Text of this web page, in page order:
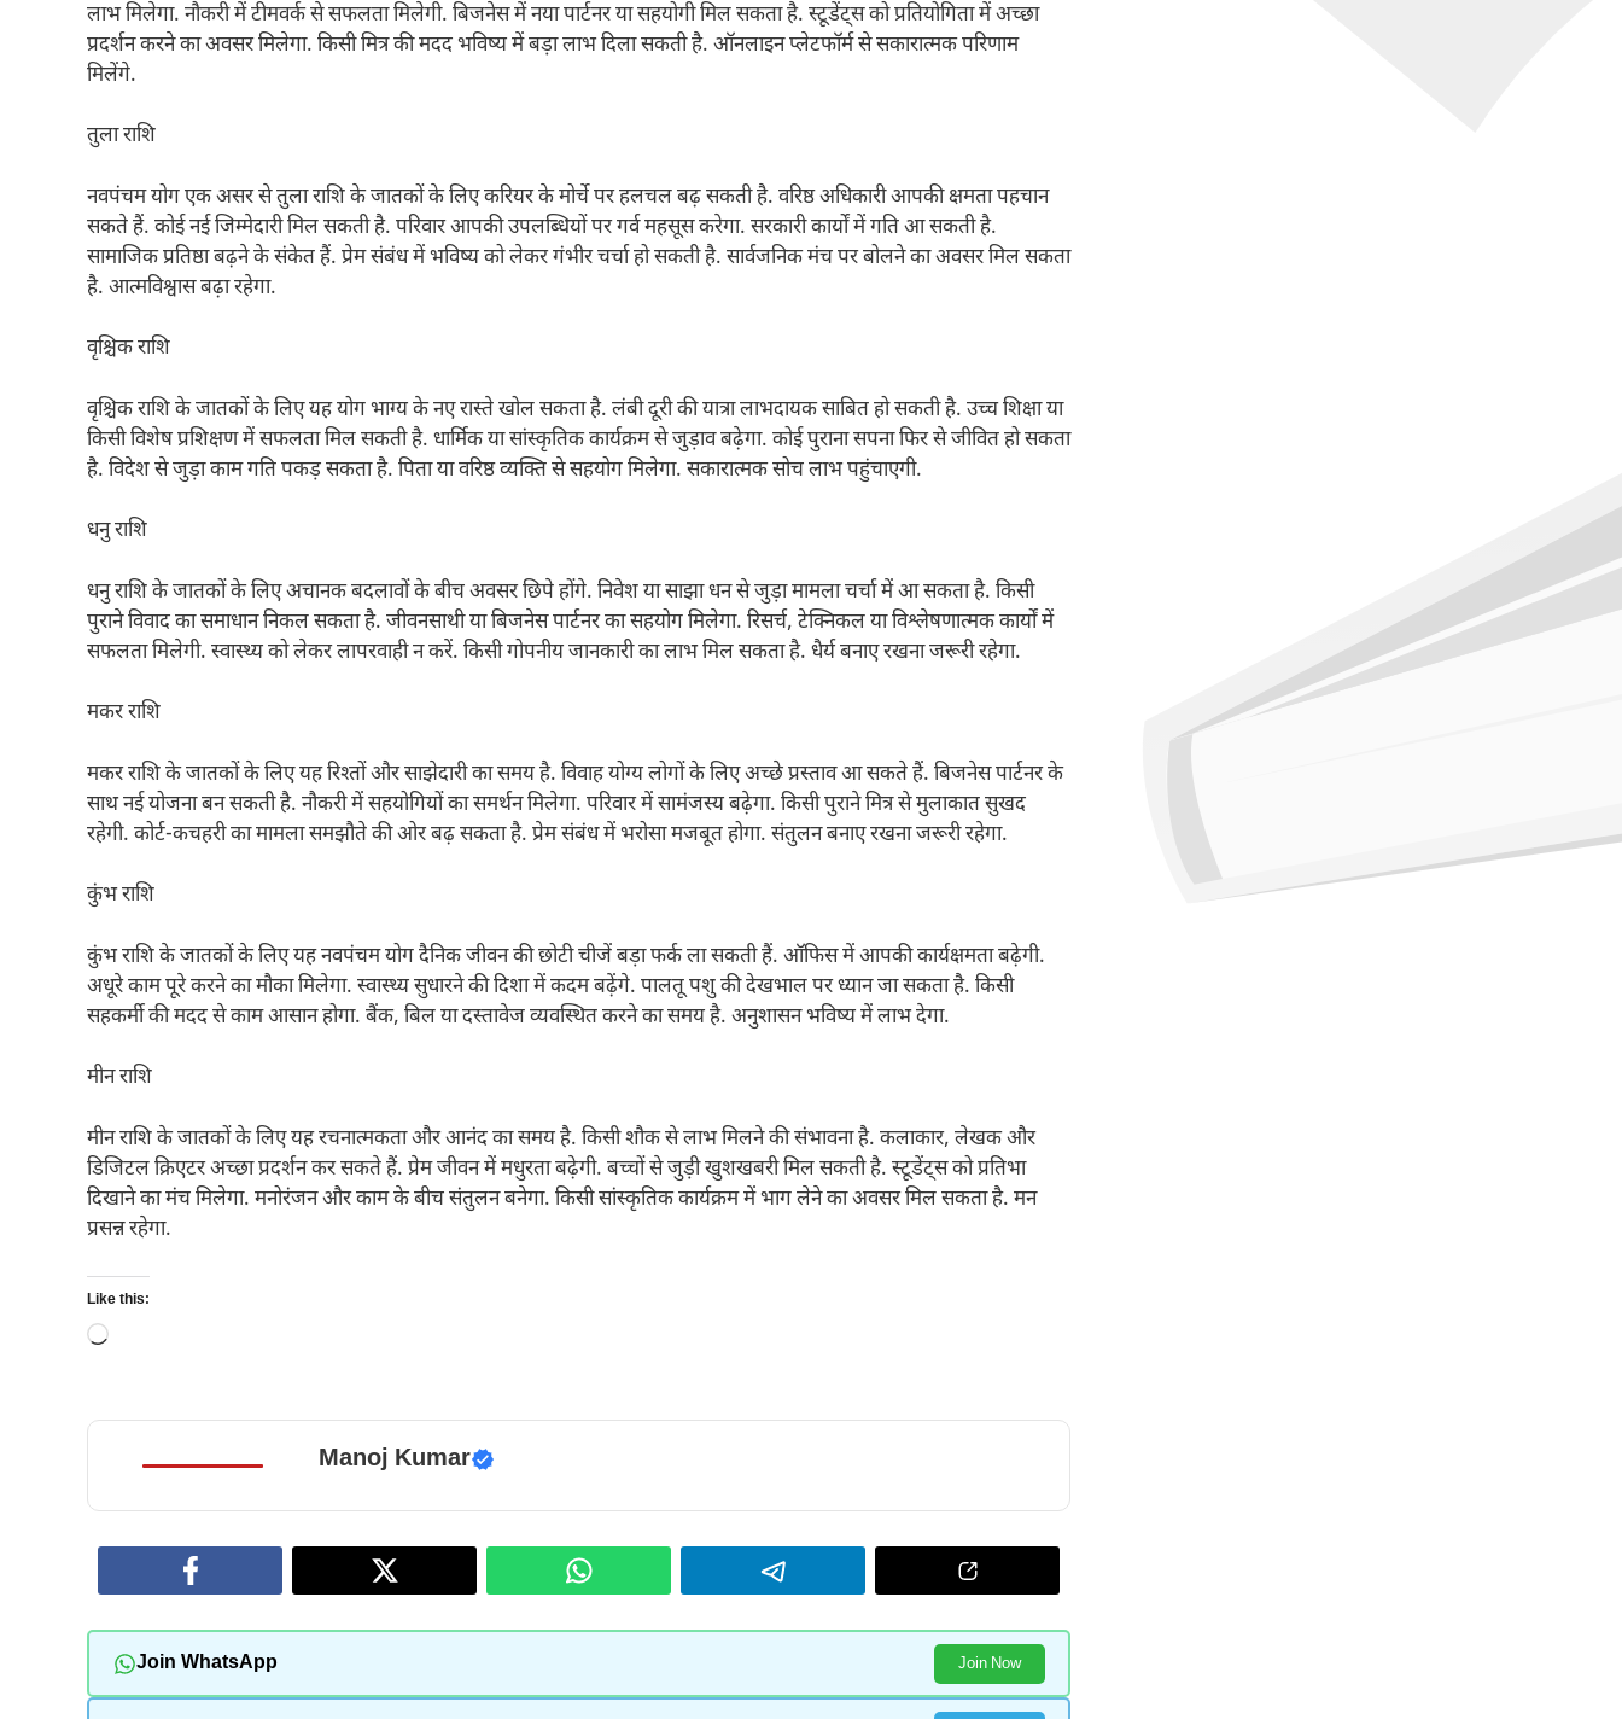
लाभ मिलेगा. नौकरी में टीमवर्क से सफलता मिलेगी. बिजनेस में नया पार्टनर या सहयोगी मिल सकता है. स्टूडेंट्स को प्रतियोगिता में अच्छा
प्रदर्शन करने का अवसर मिलेगा. किसी मित्र की मदद भविष्य में बड़ा लाभ दिला सकती है. ऑनलाइन प्लेटफॉर्म से सकारात्मक परिणाम
मिलेंगे.
तुला राशि
नवपंचम योग एक असर से तुला राशि के जातकों के लिए करियर के मोर्चे पर हलचल बढ़ सकती है. वरिष्ठ अधिकारी आपकी क्षमता पहचान
सकते हैं. कोई नई जिम्मेदारी मिल सकती है. परिवार आपकी उपलब्धियों पर गर्व महसूस करेगा. सरकारी कार्यों में गति आ सकती है.
सामाजिक प्रतिष्ठा बढ़ने के संकेत हैं. प्रेम संबंध में भविष्य को लेकर गंभीर चर्चा हो सकती है. सार्वजनिक मंच पर बोलने का अवसर मिल सकता
है. आत्मविश्वास बढ़ा रहेगा.
वृश्चिक राशि
वृश्चिक राशि के जातकों के लिए यह योग भाग्य के नए रास्ते खोल सकता है. लंबी दूरी की यात्रा लाभदायक साबित हो सकती है. उच्च शिक्षा या
किसी विशेष प्रशिक्षण में सफलता मिल सकती है. धार्मिक या सांस्कृतिक कार्यक्रम से जुड़ाव बढ़ेगा. कोई पुराना सपना फिर से जीवित हो सकता
है. विदेश से जुड़ा काम गति पकड़ सकता है. पिता या वरिष्ठ व्यक्ति से सहयोग मिलेगा. सकारात्मक सोच लाभ पहुंचाएगी.
धनु राशि
धनु राशि के जातकों के लिए अचानक बदलावों के बीच अवसर छिपे होंगे. निवेश या साझा धन से जुड़ा मामला चर्चा में आ सकता है. किसी
पुराने विवाद का समाधान निकल सकता है. जीवनसाथी या बिजनेस पार्टनर का सहयोग मिलेगा. रिसर्च, टेक्निकल या विश्लेषणात्मक कार्यों में
सफलता मिलेगी. स्वास्थ्य को लेकर लापरवाही न करें. किसी गोपनीय जानकारी का लाभ मिल सकता है. धैर्य बनाए रखना जरूरी रहेगा.
मकर राशि
मकर राशि के जातकों के लिए यह रिश्तों और साझेदारी का समय है. विवाह योग्य लोगों के लिए अच्छे प्रस्ताव आ सकते हैं. बिजनेस पार्टनर के
साथ नई योजना बन सकती है. नौकरी में सहयोगियों का समर्थन मिलेगा. परिवार में सामंजस्य बढ़ेगा. किसी पुराने मित्र से मुलाकात सुखद
रहेगी. कोर्ट-कचहरी का मामला समझौते की ओर बढ़ सकता है. प्रेम संबंध में भरोसा मजबूत होगा. संतुलन बनाए रखना जरूरी रहेगा.
कुंभ राशि
कुंभ राशि के जातकों के लिए यह नवपंचम योग दैनिक जीवन की छोटी चीजें बड़ा फर्क ला सकती हैं. ऑफिस में आपकी कार्यक्षमता बढ़ेगी.
अधूरे काम पूरे करने का मौका मिलेगा. स्वास्थ्य सुधारने की दिशा में कदम बढ़ेंगे. पालतू पशु की देखभाल पर ध्यान जा सकता है. किसी
सहकर्मी की मदद से काम आसान होगा. बैंक, बिल या दस्तावेज व्यवस्थित करने का समय है. अनुशासन भविष्य में लाभ देगा.
मीन राशि
मीन राशि के जातकों के लिए यह रचनात्मकता और आनंद का समय है. किसी शौक से लाभ मिलने की संभावना है. कलाकार, लेखक और
डिजिटल क्रिएटर अच्छा प्रदर्शन कर सकते हैं. प्रेम जीवन में मधुरता बढ़ेगी. बच्चों से जुड़ी खुशखबरी मिल सकती है. स्टूडेंट्स को प्रतिभा
दिखाने का मंच मिलेगा. मनोरंजन और काम के बीच संतुलन बनेगा. किसी सांस्कृतिक कार्यक्रम में भाग लेने का अवसर मिल सकता है. मन
प्रसन्न रहेगा.
Like this:
Loading…
Manoj Kumar
Join WhatsApp Join Now